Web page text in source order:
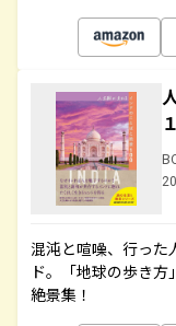
混沌と喧噪、行った
ド。「地球の歩き
絶景集！